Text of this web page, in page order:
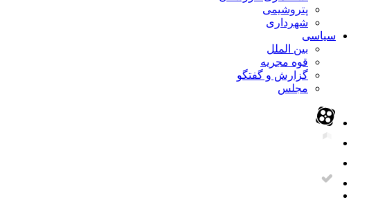
پتروشیمی
شهرداری
سیاسی
بین الملل
قوه مجریه
گزارش و گفتگو
مجلس